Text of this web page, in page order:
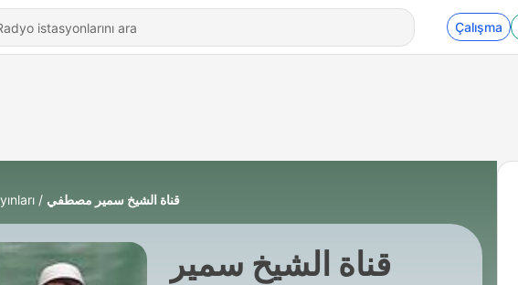
Çalışma
قناة الشيخ سمير مصطفي
قناة الشيخ سمير